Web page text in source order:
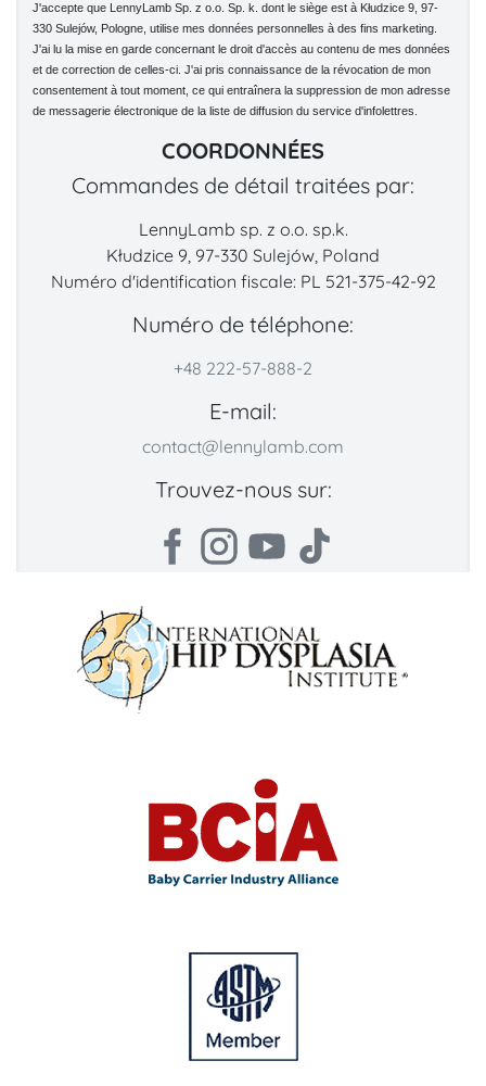
J'accepte que LennyLamb Sp. z o.o. Sp. k. dont le siège est à Kłudzice 9, 97-
330 Sulejów, Pologne, utilise mes données personnelles à des fins marketing.
J'ai lu la mise en garde concernant le droit d'accès au contenu de mes données
et de correction de celles-ci. J'ai pris connaissance de la révocation de mon
consentement à tout moment, ce qui entraînera la suppression de mon adresse
de messagerie électronique de la liste de diffusion du service d'infolettres.
COORDONNÉES
Commandes de détail traitées par:
LennyLamb sp. z o.o. sp.k.
Kłudzice 9, 97-330 Sulejów, Poland
Numéro d'identification fiscale: PL 521-375-42-92
Numéro de téléphone:
+48 222-57-888-2
E-mail:
contact@lennylamb.com
Trouvez-nous sur: